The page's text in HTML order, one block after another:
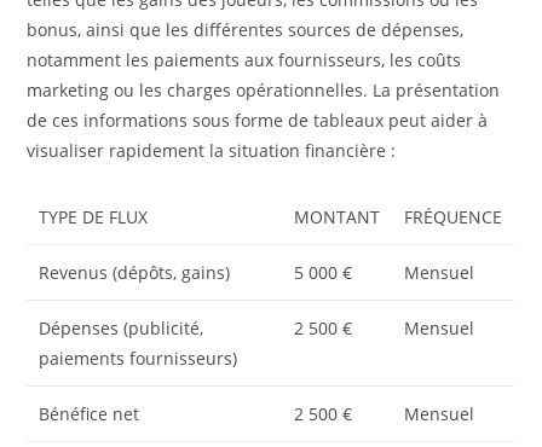
bonus, ainsi que les différentes sources de dépenses,
notamment les paiements aux fournisseurs, les coûts
marketing ou les charges opérationnelles. La présentation
de ces informations sous forme de tableaux peut aider à
visualiser rapidement la situation financière :
TYPE DE FLUX MONTANT FRÉQUENCE
Revenus (dépôts, gains) 5 000 € Mensuel
Dépenses (publicité,
paiements fournisseurs)
2 500 € Mensuel
Bénéfice net 2 500 € Mensuel